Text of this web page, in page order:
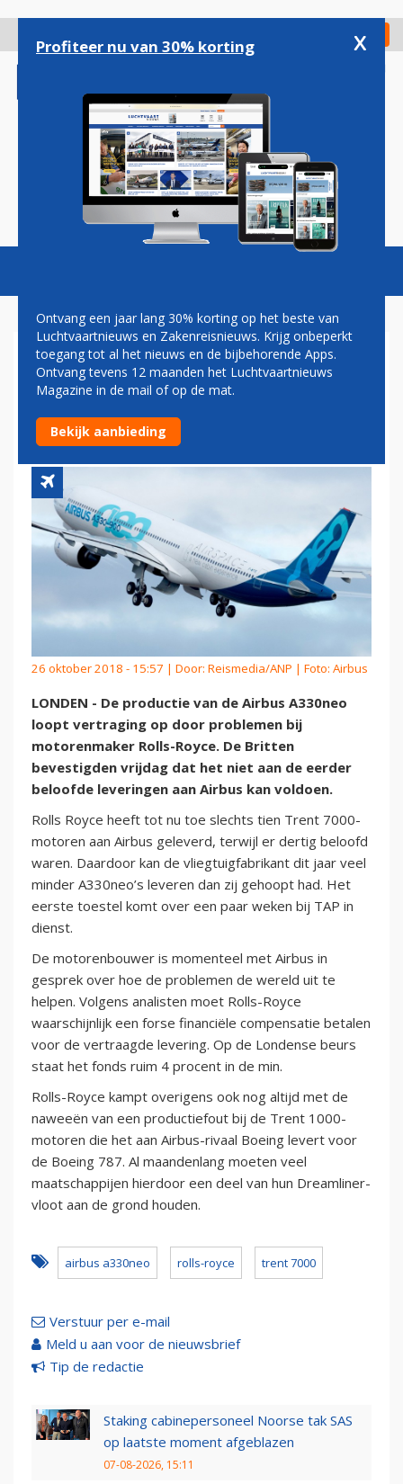
gaan
Check in
Magazine Podcasts Vacatures
MINDER AIRBUS A330NEO'S
DOOR PROBLEMEN BIJ
ROLLS-ROYCE
26 oktober 2018 - 15:57 | Door: Reismedia/ANP | Foto: Airbus
LONDEN - De productie van de Airbus A330neo
loopt vertraging op door problemen bij
motorenmaker Rolls-Royce. De Britten
bevestigden vrijdag dat het niet aan de eerder
beloofde leveringen aan Airbus kan voldoen.
Rolls Royce heeft tot nu toe slechts tien Trent 7000-
motoren aan Airbus geleverd, terwijl er dertig beloofd
waren. Daardoor kan de vliegtuigfabrikant dit jaar veel
minder A330neo’s leveren dan zij gehoopt had. Het
eerste toestel komt over een paar weken bij TAP in
dienst.
De motorenbouwer is momenteel met Airbus in
gesprek over hoe de problemen de wereld uit te
helpen. Volgens analisten moet Rolls-Royce
waarschijnlijk een forse financiële compensatie betalen
voor de vertraagde levering. Op de Londense beurs
staat het fonds ruim 4 procent in de min.
Rolls-Royce kampt overigens ook nog altijd met de
naweeën van een productiefout bij de Trent 1000-
motoren die het aan Airbus-rivaal Boeing levert voor
de Boeing 787. Al maandenlang moeten veel
maatschappijen hierdoor een deel van hun Dreamliner-
vloot aan de grond houden.
airbus a330neo rolls-royce trent 7000
Verstuur per e-mail
Meld u aan voor de nieuwsbrief
Tip de redactie
Staking cabinepersoneel Noorse tak SAS
op laatste moment afgeblazen
07-08-2026, 15:11
Profiteer nu van 30% korting x
Ontvang een jaar lang 30% korting op het beste van
Luchtvaartnieuws en Zakenreisnieuws. Krijg onbeperkt
toegang tot al het nieuws en de bijbehorende Apps.
Ontvang tevens 12 maanden het Luchtvaartnieuws
Magazine in de mail of op de mat.
Bekijk aanbieding